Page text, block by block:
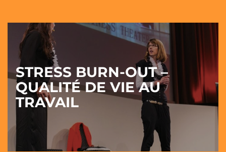
STRESS BURN-OUT –
QUALITÉ DE VIE AU
TRAVAIL